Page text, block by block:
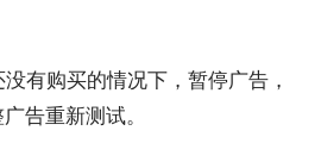
有购买的情况下，暂停广告，
告重新测试。